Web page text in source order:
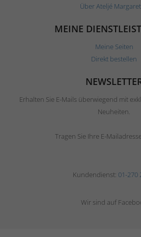
Über Ateljé
MEINE
Meine Seiten
Direkt bestellen
Erhalten Sie E-Mails überwiegend mit
Neuheiten.
Tragen Sie Ihre E-
Kundendienst: 01-270
Wir sind auf